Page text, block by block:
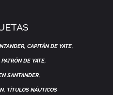
CAPITÁN DE YATE
PATRÓN DE YATE
SANTANDER
TÍTULOS NÁUTICOS